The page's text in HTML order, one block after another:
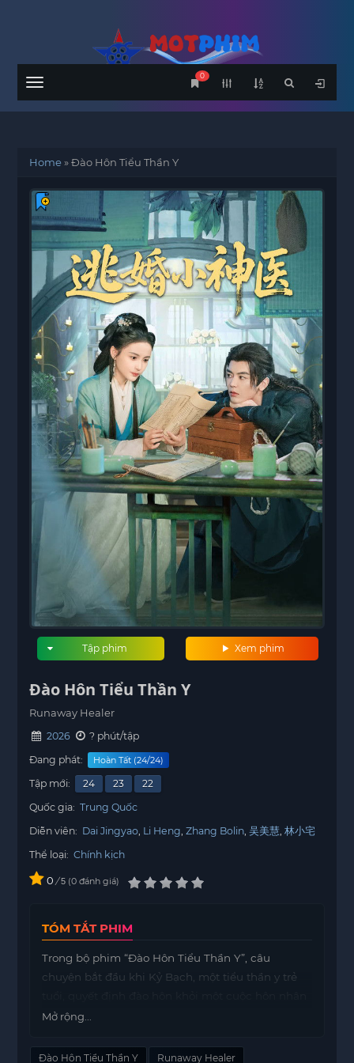
Menu
0
Home»Đào Hôn Tiểu Thần Y
Xem phim
Tập phim
Đào Hôn Tiểu Thần Y
Runaway Healer
2026
? phút/tập
Đang phát:
Hoàn Tất (24/24)
Tập mới: 24 23
22
Quốc gia: Trung Quốc
Diễn viên: Dai Jingyao Li Heng Zhang Bolin 吴美慧 林小宅
Thể loại: Chính kịch
0 / 5 0 đánh giá
TÓM TẮT PHIM
Trong bộ phim “Đào Hôn Tiểu Thần Y”, câu
chuyện bắt đầu khi Kỷ Bạch, một tiểu thần y trẻ
đã được sắp đặt.
Tiêu Hạc Nhan, thủ lĩnh của một nhóm sơn tặc, và
Mở rộng...
Đào Hôn Tiểu Thần Y Runaway Healer